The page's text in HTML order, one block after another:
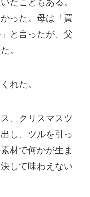
たこともある。
った。母は「買
と言ったが、父
。
れた。
、クリスマスツ
し、ツルを引っ
材で何かが生ま
して味わえない